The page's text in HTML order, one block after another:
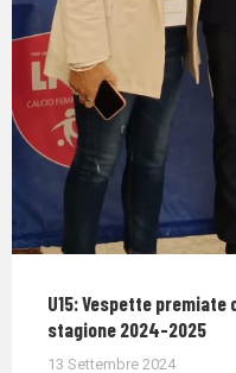
U15: Vespette premiate
stagione 2024-2025
13 Settembre 2024